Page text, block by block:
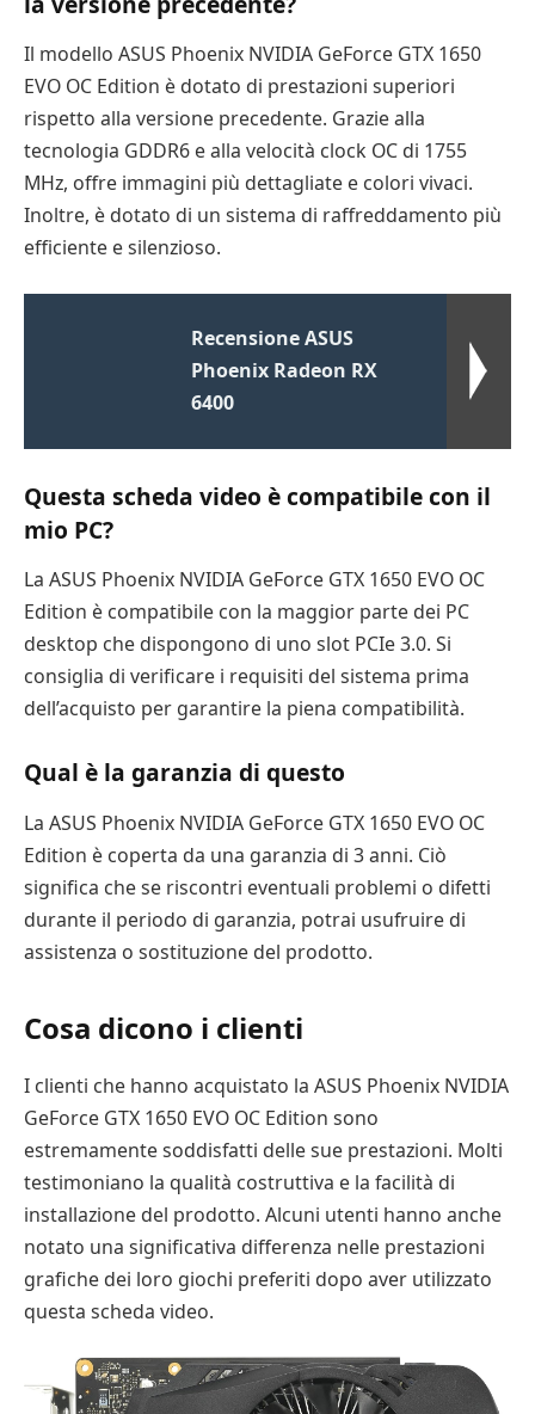
Il modello ASUS Phoenix NVIDIA GeForce GTX 1650
EVO OC Edition è dotato di prestazioni superiori
rispetto alla versione precedente. Grazie alla
tecnologia GDDR6 e alla velocità clock OC di 1755
MHz, offre immagini più dettagliate e colori vivaci.
Inoltre, è dotato di un sistema di raffreddamento più
efficiente e silenzioso.
Recensione ASUS
Phoenix Radeon RX
6400
Questa scheda video è compatibile con il
mio PC?
La ASUS Phoenix NVIDIA GeForce GTX 1650 EVO OC
Edition è compatibile con la maggior parte dei PC
desktop che dispongono di uno slot PCIe 3.0. Si
consiglia di verificare i requisiti del sistema prima
dell’acquisto per garantire la piena compatibilità.
Qual è la garanzia di questo
La ASUS Phoenix NVIDIA GeForce GTX 1650 EVO OC
Edition è coperta da una garanzia di 3 anni. Ciò
significa che se riscontri eventuali problemi o difetti
durante il periodo di garanzia, potrai usufruire di
assistenza o sostituzione del prodotto.
Cosa dicono i clienti
I clienti che hanno acquistato la ASUS Phoenix NVIDIA
GeForce GTX 1650 EVO OC Edition sono
estremamente soddisfatti delle sue prestazioni. Molti
testimoniano la qualità costruttiva e la facilità di
installazione del prodotto. Alcuni utenti hanno anche
notato una significativa differenza nelle prestazioni
grafiche dei loro giochi preferiti dopo aver utilizzato
questa scheda video.